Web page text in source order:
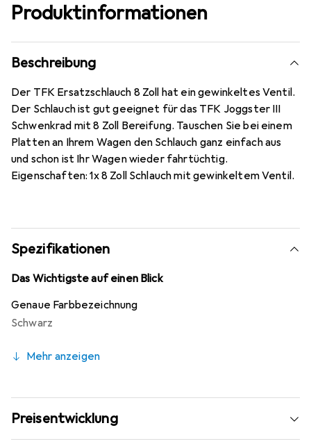
Produktinformationen
Beschreibung
Der TFK Ersatzschlauch 8 Zoll hat ein gewinkeltes Ventil.
Der Schlauch ist gut geeignet für das TFK Joggster III
Schwenkrad mit 8 Zoll Bereifung. Tauschen Sie bei einem
Platten an Ihrem Wagen den Schlauch ganz einfach aus
und schon ist Ihr Wagen wieder fahrtüchtig.
Eigenschaften: 1x 8 Zoll Schlauch mit gewinkeltem Ventil.
Spezifikationen
Das Wichtigste auf einen Blick
Genaue Farbbezeichnung
Schwarz
Mehr anzeigen
Preisentwicklung